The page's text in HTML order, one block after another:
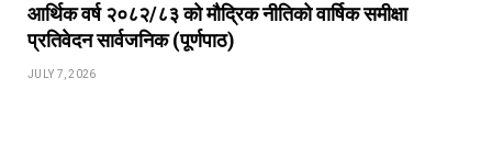
आर्थिक वर्ष २०८२/८३ को मौद्रिक नीतिको वार्षिक समीक्षा
प्रतिवेदन सार्वजनिक (पूर्णपाठ)
JULY 7, 2026